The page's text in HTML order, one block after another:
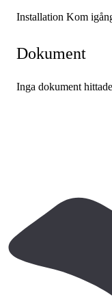
Installation Kom
Dokument
Inga dokument